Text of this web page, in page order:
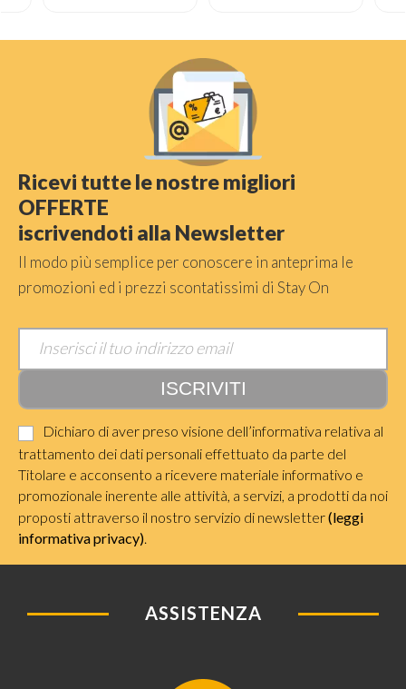
Ricevi tutte le nostre migliori
OFFERTE
iscrivendoti alla Newsletter
Il modo più semplice per conoscere in anteprima le
promozioni ed i prezzi scontatissimi di Stay On
Dichiaro di aver preso visione dell’informativa relativa al
trattamento dei dati personali effettuato da parte del
Titolare e acconsento a ricevere materiale informativo e
promozionale inerente alle attività, a servizi, a prodotti da noi
proposti attraverso il nostro servizio di newsletter(leggi
informativa privacy)
ASSISTENZA